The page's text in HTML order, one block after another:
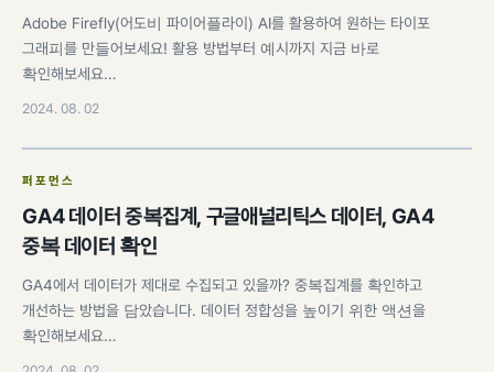
Adobe Firefly(어도비 파이어플라이) AI를 활용하여 원하는 타이포
그래피를 만들어보세요! 활용 방법부터 예시까지 지금 바로
확인해보세요…
2024. 08. 02
퍼포먼스
GA4 데이터 중복집계, 구글애널리틱스 데이터, GA4
중복 데이터 확인
GA4에서 데이터가 제대로 수집되고 있을까? 중복집계를 확인하고
개선하는 방법을 담았습니다. 데이터 정합성을 높이기 위한 액션을
확인해보세요…